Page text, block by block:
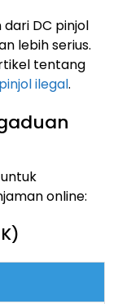
DC pinjol
lebih serius.
tentang
ilegal.
online: